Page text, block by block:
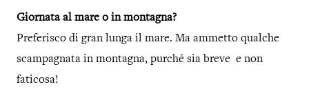
Giornata al mare o in montagna?
Preferisco di gran lunga il mare. Ma ammetto qualche
scampagnata in montagna, purché sia breve e non
faticosa!